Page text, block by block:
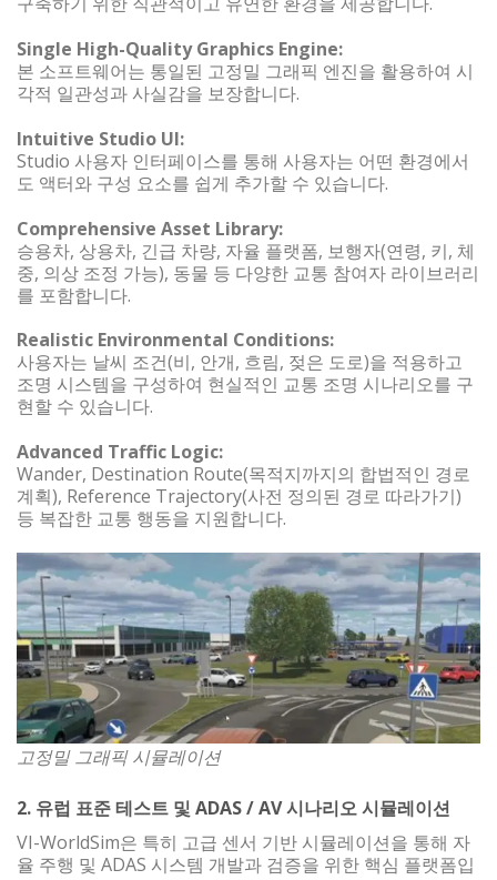
Single High-Quality Graphics Engine:
본 소프트웨어는 통일된 고정밀 그래픽 엔진을 활용하여 시
각적 일관성과 사실감을 보장합니다.
Intuitive Studio UI:
Studio 사용자 인터페이스를 통해 사용자는 어떤 환경에서
도 액터와 구성 요소를 쉽게 추가할 수 있습니다.
Comprehensive Asset Library:
승용차, 상용차, 긴급 차량, 자율 플랫폼, 보행자(연령, 키, 체
중, 의상 조정 가능), 동물 등 다양한 교통 참여자 라이브러리
를 포함합니다.
Realistic Environmental Conditions:
사용자는 날씨 조건(비, 안개, 흐림, 젖은 도로)을 적용하고
조명 시스템을 구성하여 현실적인 교통 조명 시나리오를 구
현할 수 있습니다.
Advanced Traffic Logic:
Wander, Destination Route(목적지까지의 합법적인 경로
계획), Reference Trajectory(사전 정의된 경로 따라가기)
등 복잡한 교통 행동을 지원합니다.
고정밀 그래픽 시뮬레이션
2. 유럽 표준 테스트 및 ADAS / AV 시나리오 시뮬레이션
VI-WorldSim은 특히 고급 센서 기반 시뮬레이션을 통해 자
율 주행 및 ADAS 시스템 개발과 검증을 위한 핵심 플랫폼입